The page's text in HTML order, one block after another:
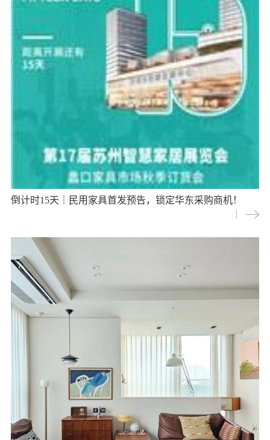
倒计时15天｜民用家具首发预告，锁定华东采购商机！